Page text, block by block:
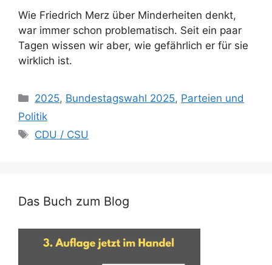
Wie Friedrich Merz über Minderheiten denkt,
war immer schon problematisch. Seit ein paar
Tagen wissen wir aber, wie gefährlich er für sie
wirklich ist.
Kategorien
2025, Bundestagswahl 2025, Parteien und
Politik
Schlagwörter
CDU / CSU
Das Buch zum Blog